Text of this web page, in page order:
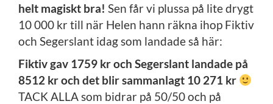
helt magiskt bra! Sen får vi plussa på lite drygt
10 000 kr till när Helen hann räkna ihop Fiktiv
och Segerslant idag som landade så här:
Fiktiv gav 1759 kr och Segerslant landade på
8512 kr och det blir sammanlagt 10 271 kr
TACK ALLA som bidrar på 50/50 och på